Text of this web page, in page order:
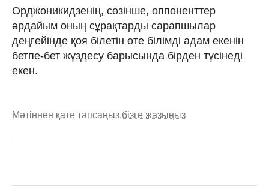
Орджоникидзенің, сөзінше, оппоненттер
әрдайым оның сұрақтарды сарапшылар
деңгейінде қоя білетін өте білімді адам екенін
бетпе-бет жүздесу барысында бірден түсінеді
екен.
Мәтіннен қате тапсаңыз,бізге жазыңыз